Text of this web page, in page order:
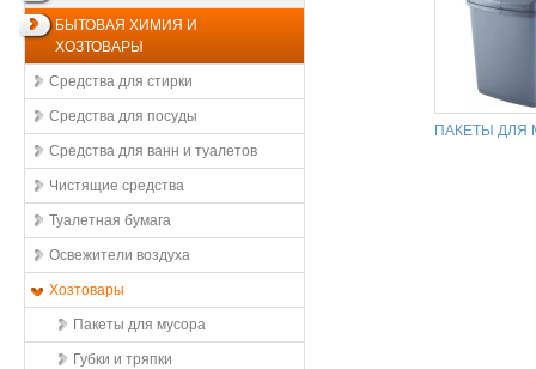
БЫТОВАЯ ХИМИЯ И
ХОЗТОВАРЫ
Средства для стирки
Средства для посуды
Средства для ванн и туалетов
Чистящие средства
Туалетная бумага
Освежители воздухa
Хозтовары
Пакеты для мусора
Губки и тряпки
ПАКЕТЫ ДЛЯ